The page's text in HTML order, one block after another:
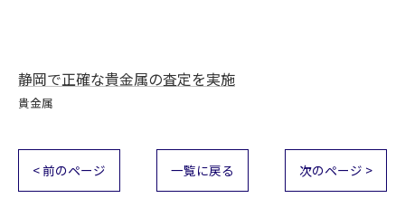
静岡で正確な貴金属の査定を実施
貴金属
< 前のページ 一覧に戻る 次のページ >